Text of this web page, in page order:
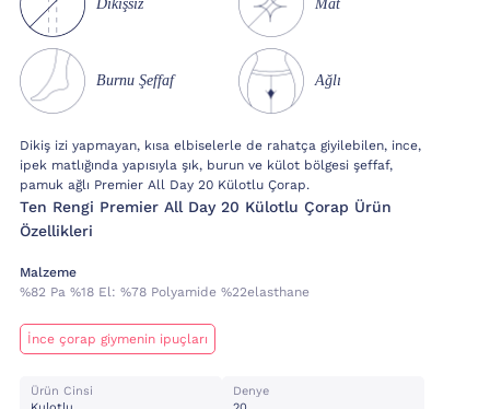
Dikişsiz Mat
Burnu Şeffaf Ağlı
Dikiş izi yapmayan, kısa elbiselerle de rahatça giyilebilen, ince,
ipek matlığında yapısıyla şık, burun ve külot bölgesi şeffaf,
pamuk ağlı Premier All Day 20 Külotlu Çorap.
Ten Rengi Premier All Day 20 Külotlu Çorap Ürün
Özellikleri
Malzeme
%82 Pa %18 El: %78 Polyamide %22elasthane
İnce çorap giymenin ipuçları
Ürün Cinsi
Denye